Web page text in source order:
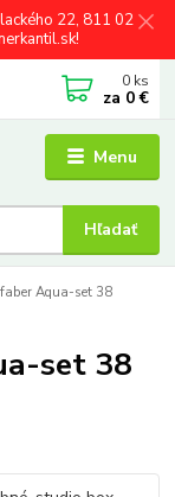
22, 811 02
Menu
Hľadať
0 ks
za 0 €
Aqua-set 38
set 38